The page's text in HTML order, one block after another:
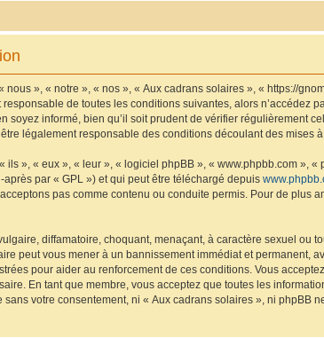
», « notre », « nos », « Aux cadrans solaires », « https://
de toutes les conditions suivantes, alors n’accédez
soyez informé, bien qu’il soit prudent de vérifier régulièrement
légalement responsable des conditions découlant des mises
», « eux », « leur », « logiciel phpBB », « www.phpbb.com »,
après par « GPL ») et qui peut être téléchargé depuis
pas comme contenu ou conduite permis. Pour de plus
diffamatoire, choquant, menaçant, à caractère sexuel ou
peut vous mener à un bannissement immédiat et permanent,
pour aider au renforcement de ces conditions. Vous
En tant que membre, vous acceptez que toutes les
votre consentement, ni « Aux cadrans solaires », ni phpBB